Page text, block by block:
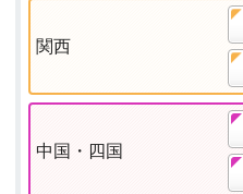
関西
中国・四国